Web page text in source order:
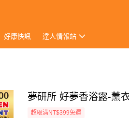
好康快訊 達人情報站
夢研所 好夢香浴露-薰
超取滿NT$399免運